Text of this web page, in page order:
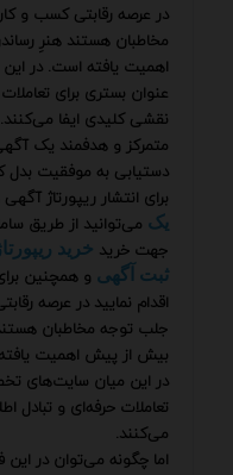
در عرصه رقابتی کسب و
مخاطبان هستند هنرِ
اهمیت یافته است. در
عنوان بستری برای
نقشی کلیدی ایفا
متمرکز و هدفمند یک آگهی
دستیابی به موفقیت بدل
برای انتشار ریپورتاژ
یک می‌توانید از طریق
جهت خرید خرید
ثبت آگهی و همچنین
اقدام نمایید در عرصه
جلب توجه مخاطبان هستند
بیش از پیش اهمیت
در این میان سایت‌های
تعاملات حرفه‌ای و
می‌کنند.
اما چگونه می‌توان در